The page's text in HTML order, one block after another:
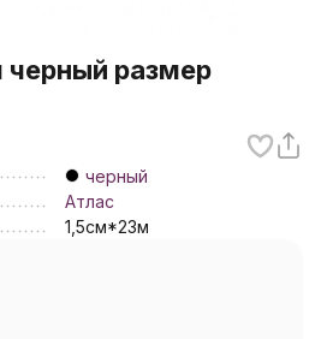
черный размер
черный
Атлас
1,5см*23м